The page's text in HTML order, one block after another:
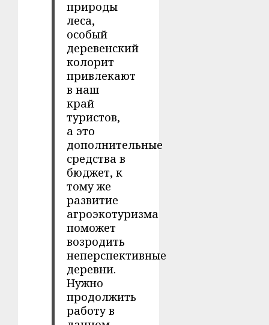
природы
леса,
особый
деревенский
колорит
привлекают
в наш
край
туристов,
а это
дополнительные
средства в
бюджет, к
тому же
развитие
агроэкотуризма
поможет
возродить
неперспективные
деревни.
Нужно
продолжить
работу в